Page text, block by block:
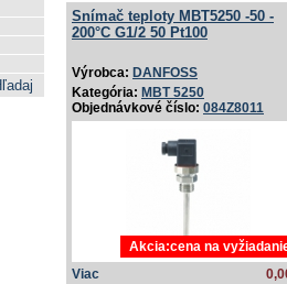
Snímač teploty MBT5250 -50 -
200°C G1/­2 50 Pt100
Výrobca: DANFOSS
Kategória: MBT 5250
Objednávkové číslo: 084Z8011
Viac
Akcia:cena na